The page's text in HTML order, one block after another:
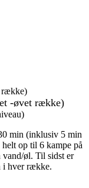
række)
-øvet række)
min (inklusiv 5 min
op til 6 kampe på
vand/øl. Til sidst er
i hver række.